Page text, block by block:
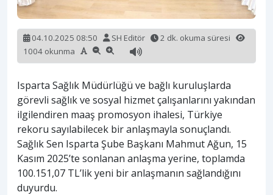
04.10.2025 08:50 SH Editör
2 dk. okuma süresi
1004 okunma
Isparta Sağlık Müdürlüğü ve bağlı kuruluşlarda
görevli sağlık ve sosyal hizmet çalışanlarını yakından
ilgilendiren maaş promosyon ihalesi, Türkiye
rekoru sayılabilecek bir anlaşmayla sonuçlandı.
Sağlık Sen Isparta Şube Başkanı Mahmut Ağun, 15
Kasım 2025’te sonlanan anlaşma yerine, toplamda
100.151,07 TL’lik yeni bir anlaşmanın sağlandığını
duyurdu.